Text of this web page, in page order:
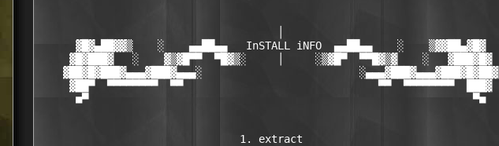
      ▓█▓▄██▓▓▒    ░    ▄▄██▄▄   InSTALL iNFO  ▄▄██▄▄    ░    ▒▓▓██▄▓█▓
     ▓█▓███▓   ░    ▓▒▓█▀▀  ▀█▓▒░     │     ░▒▓█▀  ▀▀█▓▒▓    ░   ▓███▓█▓
    ▓██▓█▓███▓▄▄▄▓███▓▄▄▄░                         ░▄▄▄▓███▓▄▄▄▓███▓█▓██▓
     ▓██▀  ▀▀▀▀▀▀▀▀  ▀▀                               ▀▀  ▀▀▀▀▀▀▀▀  ███▓
      ■▀                                                             ▀■
                                1. extract